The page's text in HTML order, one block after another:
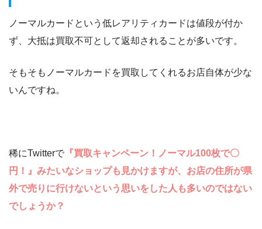
ノーマルカードという低レアリティカードは値段が付か
ず、大抵は買取不可として返却されることが多いです。
そもそもノーマルカードを買取してくれるお店自体が少な
いんですね。
稀にTwitterで 『買取キャンペーン！ノーマル100枚で〇
円！』みたいなショップも見かけますが、お店の住所が県
外で売りに行けないという思いをした人も多いのではない
でしょうか？